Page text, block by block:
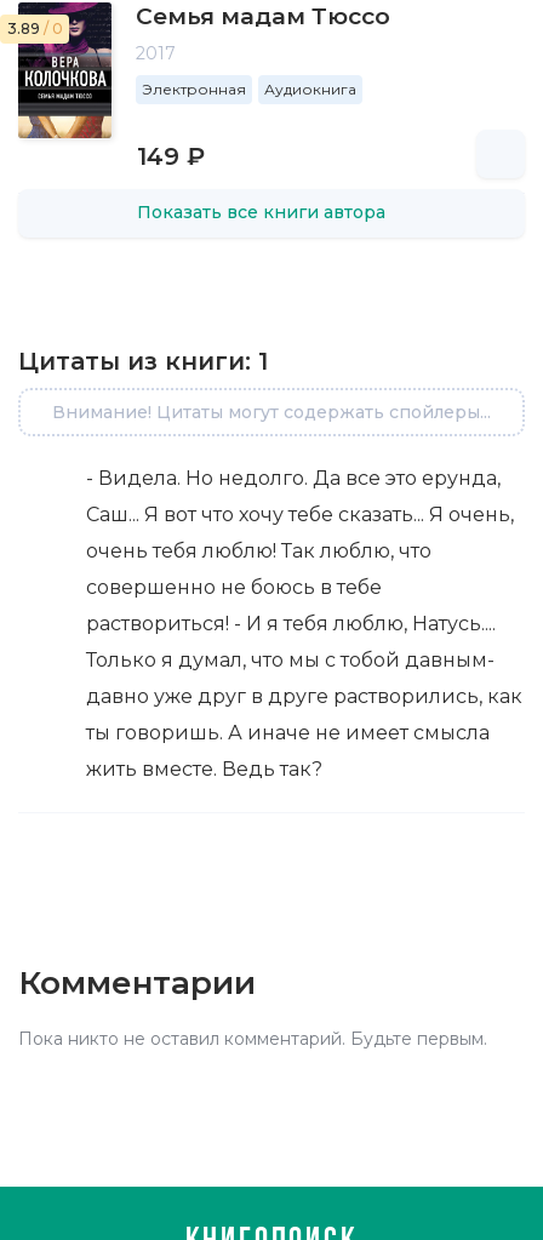
3.89 / 0 Семья мадам Тюссо
2017
Электронная Аудиокнига
149 ₽
Показать все книги автора
Цитаты из книги: 1
Внимание! Цитаты могут содержать спойлеры...
- Видела. Но недолго. Да все это ерунда,
Саш... Я вот что хочу тебе сказать... Я очень,
очень тебя люблю! Так люблю, что
совершенно не боюсь в тебе
раствориться! - И я тебя люблю, Натусь....
Только я думал, что мы с тобой давным-
давно уже друг в друге растворились, как
ты говоришь. А иначе не имеет смысла
жить вместе. Ведь так?
Комментарии
Пока никто не оставил комментарий. Будьте первым.